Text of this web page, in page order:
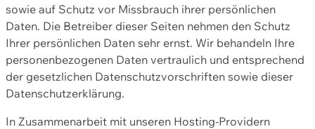
sowie auf Schutz vor Missbrauch ihrer persönlichen
Daten. Die Betreiber dieser Seiten nehmen den Schutz
Ihrer persönlichen Daten sehr ernst. Wir behandeln Ihre
personenbezogenen Daten vertraulich und entsprechend
der gesetzlichen Datenschutzvorschriften sowie dieser
Datenschutzerklärung.
In Zusammenarbeit mit unseren Hosting-Providern